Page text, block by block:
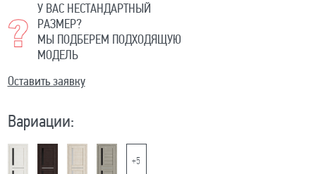
У ВАС НЕСТАНДАРТНЫЙ
РАЗМЕР?
МЫ ПОДБЕРЕМ ПОДХОДЯЩУЮ
МОДЕЛЬ
Оставить заявку
Вариации:
+5